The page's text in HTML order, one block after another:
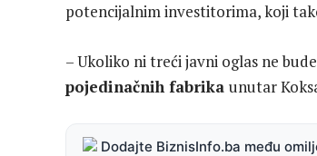
potencijalnim investitorima, koji
– Ukoliko ni treći javni oglas ne
pojedinačnih fabrika unutar
Dodajte BiznisInfo.ba među